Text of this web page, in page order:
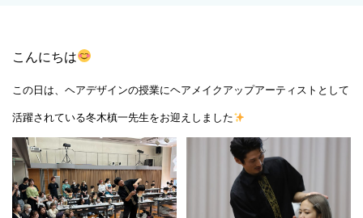
こんにちは
この日は、ヘアデザインの授業にヘアメイクアップアーティストとして
活躍されている冬木槙一先生をお迎えしました